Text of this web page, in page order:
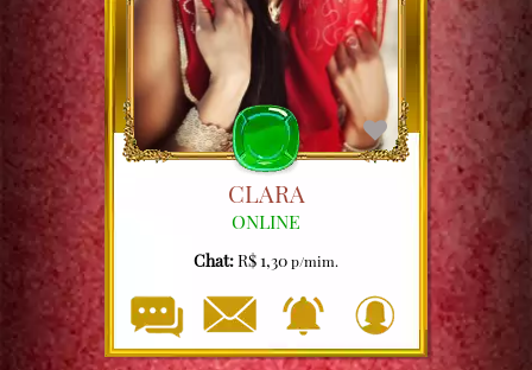
CLARA
ONLINE
Chat:R$ 1,30p/mim.